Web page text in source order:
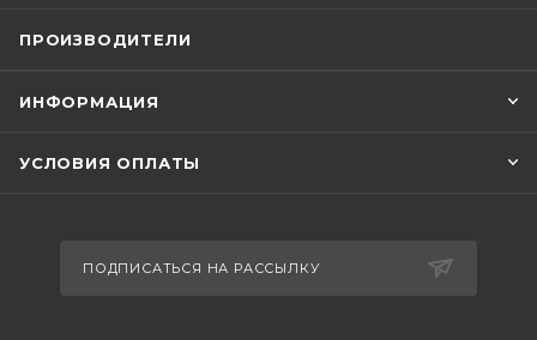
ПРОИЗВОДИТЕЛИ
ИНФОРМАЦИЯ
УСЛОВИЯ ОПЛАТЫ
ПОДПИСАТЬСЯ НА РАССЫЛКУ